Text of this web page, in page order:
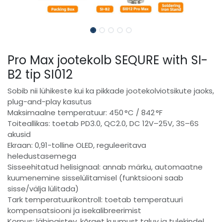
Pro Max jootekolb SEQURE with SI-
B2 tip SI012
Sobib nii lühikeste kui ka pikkade jootekolviotsikute jaoks,
plug-and-play kasutus
Maksimaalne temperatuur: 450 °C / 842 °F
Toiteallikas: toetab PD3.0, QC2.0, DC 12V–25V, 3S–6S
akusid
Ekraan: 0,91-tolline OLED, reguleeritava
heledustasemega
Sisseehitatud helisignaal: annab märku, automaatne
kuumenemine sisselülitamisel (funktsiooni saab
sisse/välja lülitada)
Tark temperatuurikontroll: toetab temperatuuri
kompensatsiooni ja isekalibreerimist